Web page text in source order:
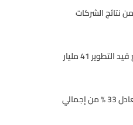
إلى ارتفاع الحصة من نتائج الشركات
وذكرت الشركة أن الإيرادات العقارية خلال الربع الحالي بلغت 3906 مليون درهم، فيما بلغت قيمة المشاريع قيد التطوير 41 مليار
كما ذكرت الشركة أن الإيرادات من قطاعات مراكز التسوق والضيافة الترفيه بلغت 1833 مليون درهم، ما يعادل 33 % من إجمالي